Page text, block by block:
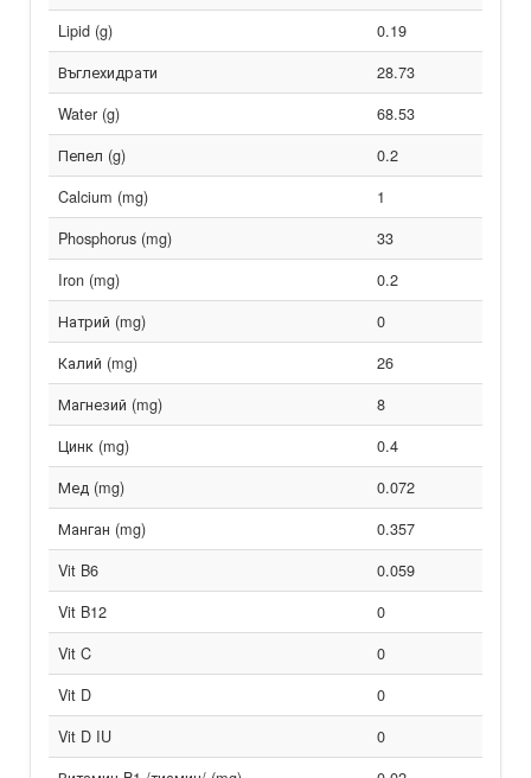
Lipid (g)
0.19
Въглехидрати
28.73
Water (g)
68.53
Пепел (g)
0.2
Calcium (mg)
1
Phosphorus (mg)
33
Iron (mg)
0.2
Натрий (mg)
0
Калий (mg)
26
Магнезий (mg)
8
Цинк (mg)
0.4
Мед (mg)
0.072
Манган (mg)
0.357
Vit B6
0.059
Vit B12
0
Vit C
0
Vit D
0
Vit D IU
0